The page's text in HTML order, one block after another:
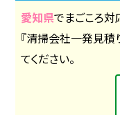
愛知県でまごころ対
『清掃会社一発見積
てください。